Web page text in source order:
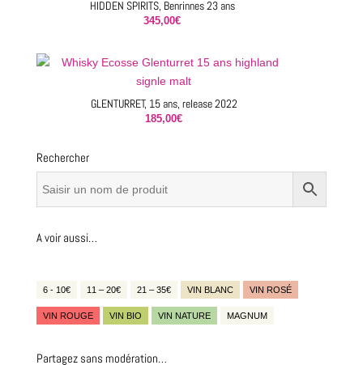
HIDDEN SPIRITS, Benrinnes 23 ans
345,00€
GLENTURRET, 15 ans, release 2022
185,00€
Rechercher
A voir aussi…
6 - 10€ 11 – 20€ 21 – 35€ VIN BLANC VIN ROSÉ
VIN ROUGE VIN BIO VIN NATURE MAGNUM
Partagez sans modération…